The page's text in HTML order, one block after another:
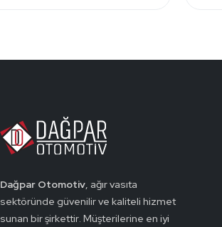
Dağpar Otomotiv, ağır vasıta
sektöründe güvenilir ve kaliteli hizmet
sunan bir şirkettir. Müşterilerine en iyi